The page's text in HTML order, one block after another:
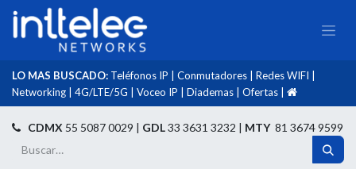
LO MAS BUSCADO: Teléfonos IP Conmutadores Redes WIFI
Networking
4G/LTE/5G Voceo IP Diademas Ofertas
CDMX 55 5087 0029 | GDL33 3631 3232 | MTY81 3674 9599